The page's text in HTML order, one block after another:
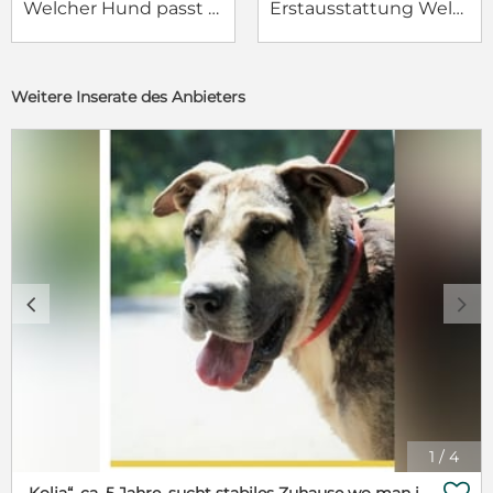
Welcher Hund passt zu mir? Erstausstattung Welpe
Weitere Inserate des Anbieters
1 / 4
c d